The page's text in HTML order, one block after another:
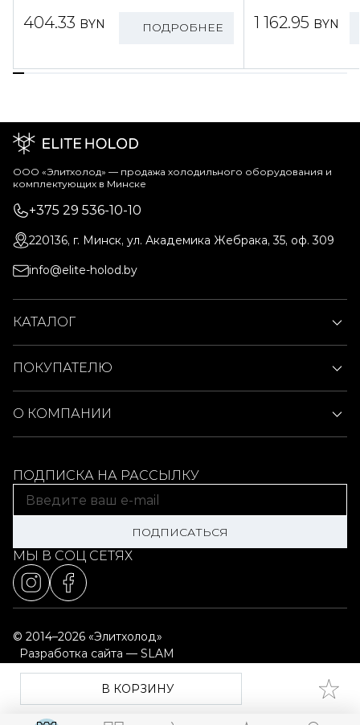
В КОРЗИНУ
404.33 BYN ПОДРОБНЕЕ 1 162.95 BYN
ООО «Элитхолод» ― продажа холодильного оборудования и
комплектующих в Минске
+375 29 536-10-10
220136, г. Минск, ул. Академика Жебрака, 35, оф. 309
info@elite-holod.by
КАТАЛОГ
ПОКУПАТЕЛЮ
О КОМПАНИИ
ПОДПИСКА НА РАССЫЛКУ
ПОДПИСАТЬСЯ
МЫ В СОЦ СЕТЯХ
© 2014–2026 «Элитхолод»
Разработка сайта — SLAM
Выбор настроек cookie